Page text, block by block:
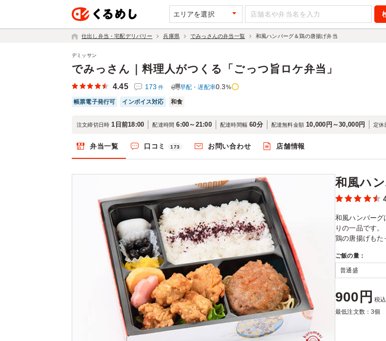
エリアを選択
仕出し弁当・宅配デリバリー 兵庫県 でみっさんの弁当一覧 和風ハンバーグ＆鶏の唐揚げ弁当
でみっさん｜料理人がつくる「ごっつ旨ロケ弁当」
デミッサン
4.45 173 件 早配・遅配率0.3%
帳票電子発行可 インボイス対応 和食
注文締切日時 1日前18:00 配達時間 6:00～21:00 配達時間幅 60分 配達無料金額 10,000円～30,000円 定休
弁当一覧 口コミ 173 お問い合わせ 店舗情報
和風ハ
和風ハンバーグ
りの一品です。
鶏の唐揚げもた
ご飯の量：
900円 税込
最低注文数：3個